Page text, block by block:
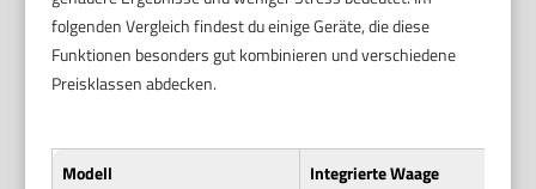
folgenden Vergleich findest du einige Geräte, die diese
Funktionen besonders gut kombinieren und verschiedene
Preisklassen abdecken.
Modell Integrierte Waage